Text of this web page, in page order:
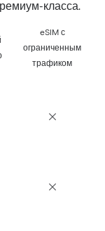
класса.
eSIM с
ограниченным
трафиком